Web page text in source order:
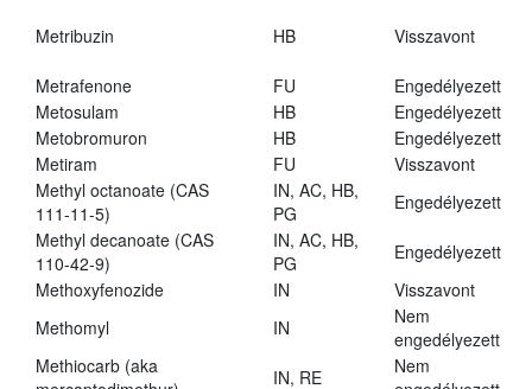
Metribuzin HB Visszavont
Metrafenone FU
Engedélyezett
Metosulam
HB
Engedélyezett
Metobromuron
HB
Engedélyezett
Metiram
FU
Visszavont
Methyl octanoate (CAS
111-11-5)
IN, AC, HB,
PG
Engedélyezett
Methyl decanoate (CAS
110-42-9)
IN, AC, HB,
PG
Engedélyezett
Methoxyfenozide
IN
Visszavont
Methomyl
IN
Nem
engedélyezett
Methiocarb (aka
IN, RE
Nem